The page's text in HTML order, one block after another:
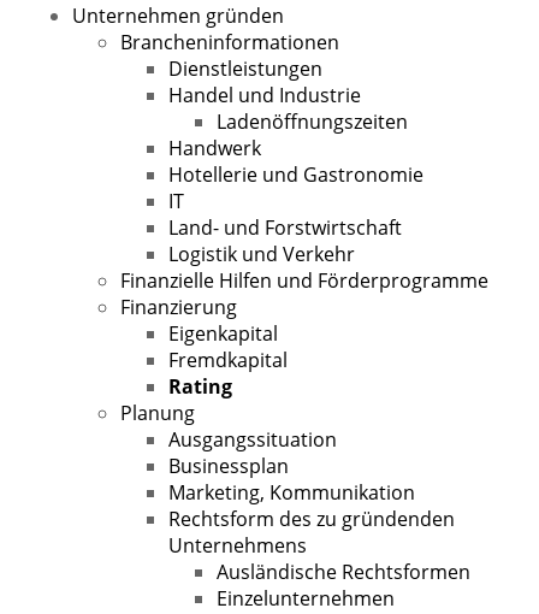
Unternehmen gründen
Brancheninformationen
Dienstleistungen
Handel und Industrie
Ladenöffnungszeiten
Handwerk
Hotellerie und Gastronomie
IT
Land- und Forstwirtschaft
Logistik und Verkehr
Finanzielle Hilfen und Förderprogramme
Finanzierung
Eigenkapital
Fremdkapital
Rating
Planung
Ausgangssituation
Businessplan
Marketing, Kommunikation
Rechtsform des zu gründenden
Unternehmens
Ausländische Rechtsformen
Einzelunternehmen